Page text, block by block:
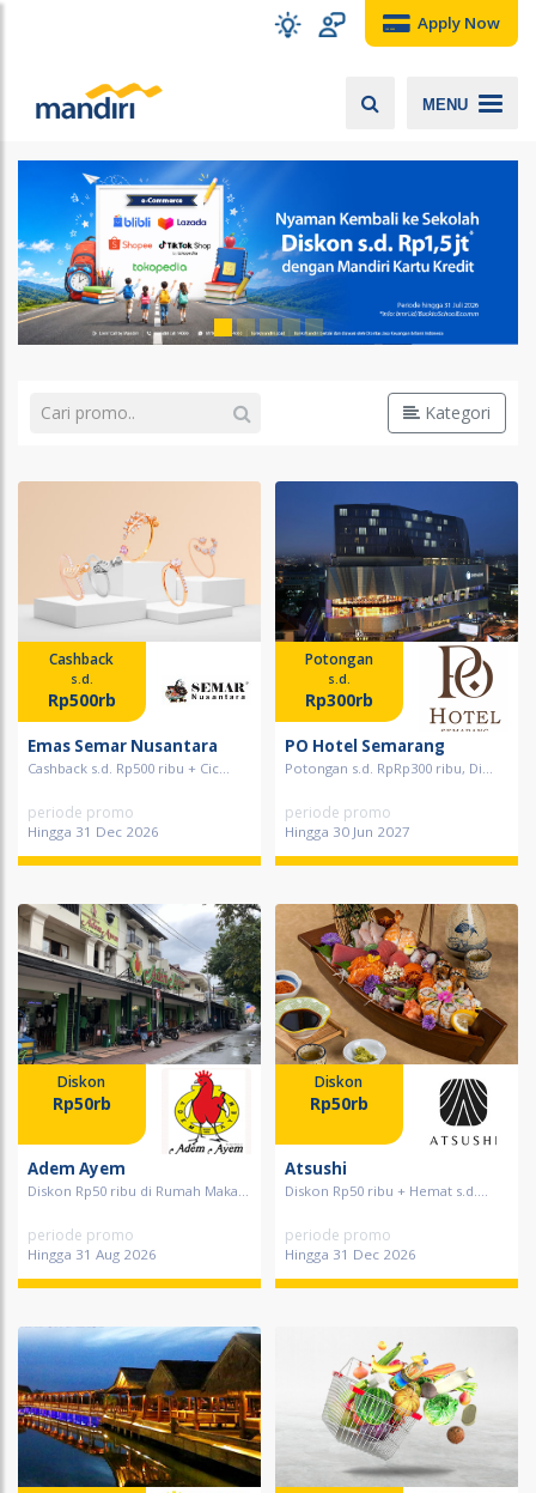
Apply Now
MENU
Kategori
Cashback
s.d.
Rp500rb
Emas Semar Nusantara
Cashback s.d. Rp500 ribu + Cic...
periode promo
Hingga 31 Dec 2026
Potongan
s.d.
Rp300rb
PO Hotel Semarang
Potongan s.d. RpRp300 ribu, Di...
periode promo
Hingga 30 Jun 2027
Diskon
Rp50rb
Adem Ayem
Diskon Rp50 ribu di Rumah Maka...
periode promo
Hingga 31 Aug 2026
Diskon
Rp50rb
Atsushi
Diskon Rp50 ribu + Hemat s.d....
periode promo
Hingga 31 Dec 2026